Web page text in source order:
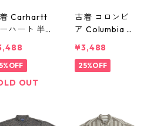
Carhartt
ハート 半
ャツ ボタ
ダウンシャツ
クグレー
OUT
古着 コロンビ
ア Columbia フ
袖シャツ グレ
ー ミントグレ
¥3,488
25%OFF